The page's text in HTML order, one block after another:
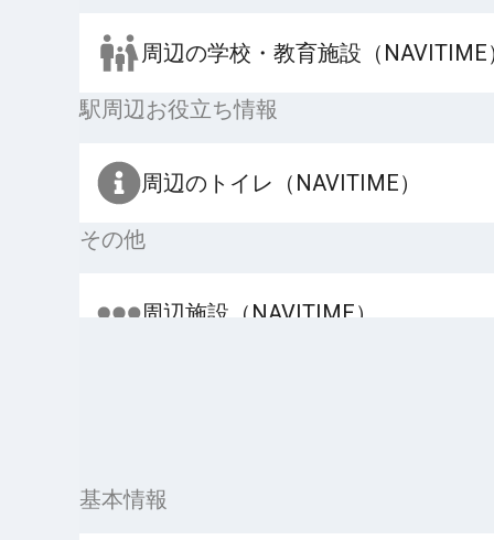
周辺の学校・教育施設（NAVITIME
駅周辺お役立ち情報
周辺のトイレ（NAVITIME）
その他
周辺施設（NAVITIME）
基本情報